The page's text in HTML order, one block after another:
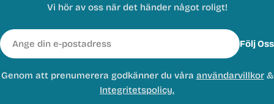
Vi hör av oss när det händer något roligt!
E-
post
Följ Oss
Genom att prenumerera godkänner du våra användarvillkor&
Integritetspolicy.